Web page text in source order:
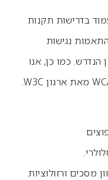
בדרישות תקנות
נגישות
ברמת התקן הנדרש. כמו כן, אנו
ורזולוציות.